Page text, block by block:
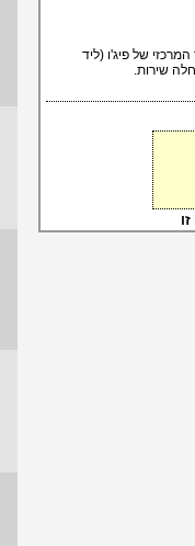
של פיג'ו (ליד
שירות.